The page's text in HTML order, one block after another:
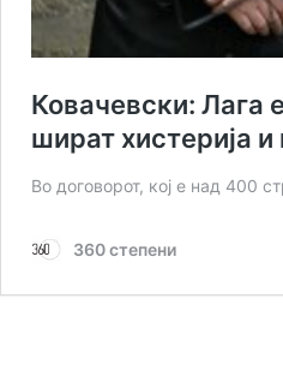
Ковачевски:
шират хистерија и
Во договорот, кој е над 400
360 степени